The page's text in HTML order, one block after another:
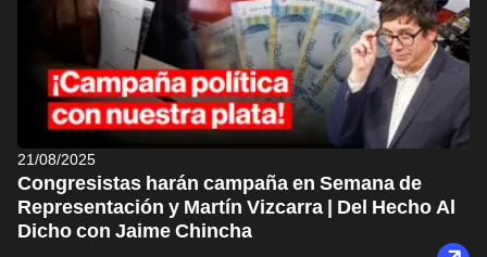
21/08/2025
Congresistas harán campaña en Semana de
Representación y Martín Vizcarra | Del Hecho Al
Dicho con Jaime Chincha